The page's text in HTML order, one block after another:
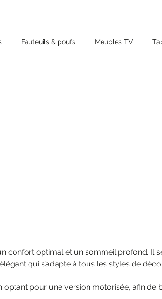
Fauteuils & poufs Meubles TV
confort optimal et un sommeil profond. Il
qui s’adapte à tous les styles de
pour une version motorisée, afin de